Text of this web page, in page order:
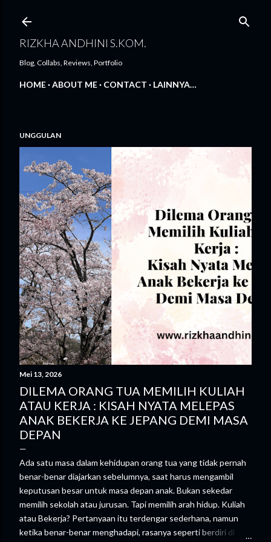
RIZKHA ANDHINI S.KOM.
Blog, Collabs, Reviews, Portfolio
HOME ABOUT ME CONTACT LAINNYA…
UNGGULAN
Mei 13, 2026
DILEMA ORANG TUA MEMILIH KULIAH
ATAU KERJA : KISAH NYATA MELEPAS
ANAK BEKERJA KE JEPANG DEMI MASA
DEPAN
Ada satu masa dalam kehidupan orang tua yang tidak pernah
benar-benar diajarkan sebelumnya, saat harus mengambil
keputusan besar untuk masa depan anak. Bukan sekedar
memilih sekolah atau jurusan. Tapi memilih arah hidup. Kuliah
atau Bekerja? Pertanyaan itu terdengar sederhana, namun
ketika benar-benar menghadapi, rasanya seperti berdiri di